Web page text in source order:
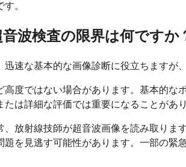
。
波検査の限界は何ですか
速な基本的な画像診断に役立ちますが
度ではない場合があります。基本的
は詳細な評価では重要になることがあり
放射線技師が超音波画像を読み取り
題を見逃す可能性があります。一部の